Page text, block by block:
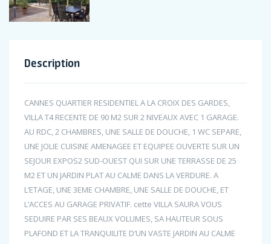
Description
CANNES QUARTIER RESIDENTIEL A LA CROIX DES GARDES,
VILLA T4 RECENTE DE 90 M2 SUR 2 NIVEAUX AVEC 1 GARAGE.
AU RDC, 2 CHAMBRES, UNE SALLE DE DOUCHE, 1 WC SEPARE,
UNE JOLIE CUISINE AMENAGEE ET EQUIPEE OUVERTE SUR UN
SEJOUR EXPOS2 SUD-OUEST QUI SUR UNE TERRASSE DE 25
M2 ET UN JARDIN PLAT AU CALME DANS LA VERDURE. A
L’ETAGE, UNE 3EME CHAMBRE, UNE SALLE DE DOUCHE, ET
L’ACCES AU GARAGE PRIVATIF. cette VILLA SAURA VOUS
SEDUIRE PAR SES BEAUX VOLUMES, SA HAUTEUR SOUS
PLAFOND ET LA TRANQUILITE D’UN VASTE JARDIN AU CALME